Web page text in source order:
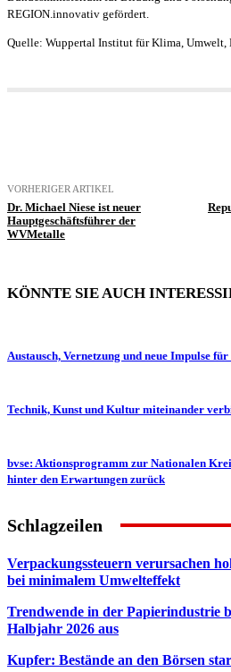
REGION.innovativ gefördert.
Quelle: Wuppertal Institut für Klima, Umwelt,
VORHERIGER ARTIKEL
Dr. Michael Niese ist neuer
Hauptgeschäftsführer der
WVMetalle
KÖNNTE SIE AUCH
Austausch, Vernetzung und neue Impulse
Technik, Kunst und Kultur miteinander
bvse: Aktionsprogramm zur Nationalen
hinter den Erwartungen zurück
Schlagzeilen
Verpackungssteuern verursachen
bei minimalem Umwelteffekt
Trendwende in der Papierindustrie
Halbjahr 2026 aus
Kupfer: Bestände an den Börsen